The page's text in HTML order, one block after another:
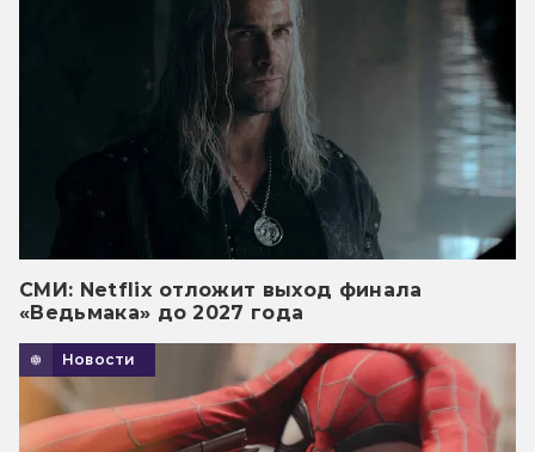
СМИ: Netflix отложит выход финала
«Ведьмака» до 2027 года
Новости